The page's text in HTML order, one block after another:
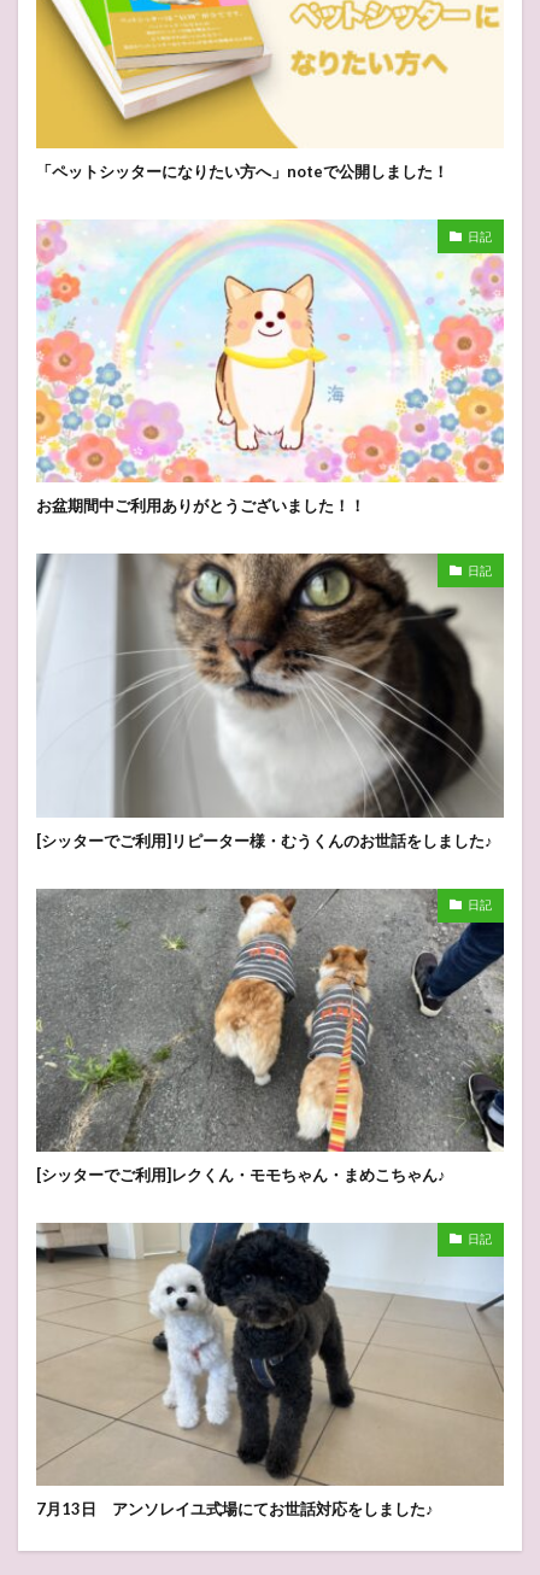
「ペットシッターになりたい方へ」noteで公開しました！
日記
お盆期間中ご利用ありがとうございました！！
日記
[シッターでご利用]リピーター様・むうくんのお世話をしました♪
日記
[シッターでご利用]レクくん・モモちゃん・まめこちゃん♪
日記
7月13日 アンソレイユ式場にてお世話対応をしました♪